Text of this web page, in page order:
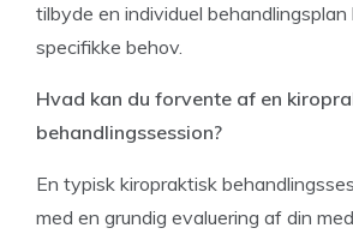
tilbyde en individuel
specifikke behov.
Hvad kan du forvente af en
behandlingssession?
En typisk kiropraktisk
med en grundig evaluering af din